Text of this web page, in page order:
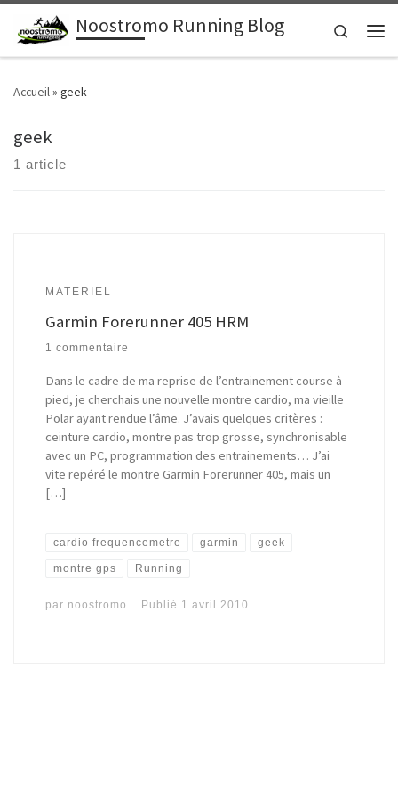
Passer au contenuNoostromo Running Blog
Search
Accueil» geek
geek
1 article
MATERIEL
Garmin Forerunner 405 HRM
1 commentaire
Dans le cadre de ma reprise de l’entrainement course à
pied, je cherchais une nouvelle montre cardio, ma vieille
Polar ayant rendue l’âme. J’avais quelques critères :
ceinture cardio, montre pas trop grosse, synchronisable
avec un PC, programmation des entrainements… J’ai
vite repéré le montre Garmin Forerunner 405, mais un
[…]
cardio frequencemetre garmin geek
montre gps Running
par noostromo Publié 1 avril 2010